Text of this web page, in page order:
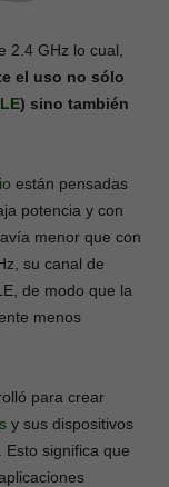
2.4 GHz lo cual,
el uso no sólo
) sino también
están pensadas
potencia y con
menor que con
su canal de
de modo que la
menos
para crear
y sus dispositivos
significa que